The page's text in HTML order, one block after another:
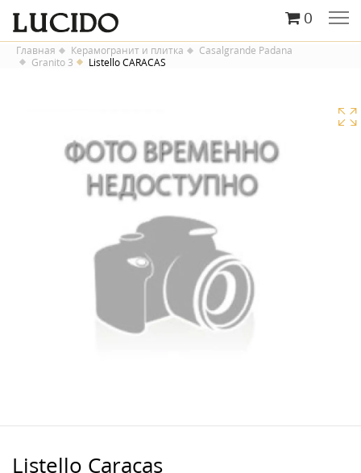
0
Главная Керамогранит и плитка
Casalgrande Padana
Granito 3
Listello CARACAS
Listello Caracas